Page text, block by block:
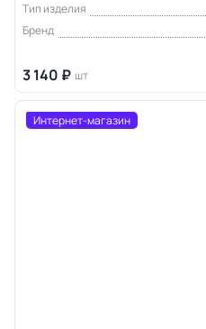
Тип изделия
Бренд
3 140 ₽ шт
Интернет-магазин